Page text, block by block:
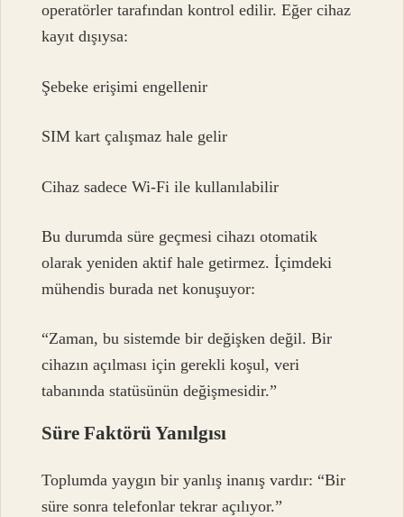
operatörler tarafından kontrol edilir. Eğer cihaz
kayıt dışıysa:
Şebeke erişimi engellenir
SIM kart çalışmaz hale gelir
Cihaz sadece Wi-Fi ile kullanılabilir
Bu durumda süre geçmesi cihazı otomatik
olarak yeniden aktif hale getirmez. İçimdeki
mühendis burada net konuşuyor:
“Zaman, bu sistemde bir değişken değil. Bir
cihazın açılması için gerekli koşul, veri
tabanında statüsünün değişmesidir.”
Süre Faktörü Yanılgısı
Toplumda yaygın bir yanlış inanış vardır: “Bir
süre sonra telefonlar tekrar açılıyor.”